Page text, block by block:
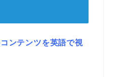
ンテンツを英語で視